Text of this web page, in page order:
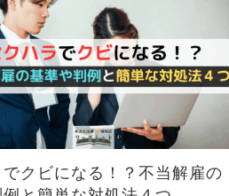
クビになる！？不当解雇の